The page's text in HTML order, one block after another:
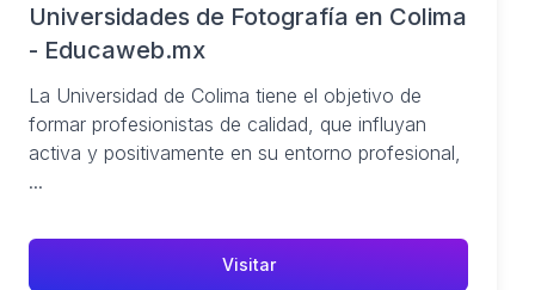
Universidades de Fotografía en Colima
- Educaweb.mx
La Universidad de Colima tiene el objetivo de
formar profesionistas de calidad, que influyan
activa y positivamente en su entorno profesional,
...
Visitar